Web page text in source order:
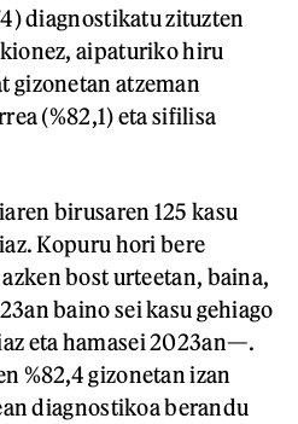
diagnostikatu zituzten
aipaturiko hiru
gizonetan atzeman
(%82,1) eta sifilisa
birusaren 125 kasu
Kopuru hori bere
bost urteetan, baina,
baino sei kasu gehiago
eta hamasei 2023an—.
%82,4 gizonetan izan
diagnostikoa berandu